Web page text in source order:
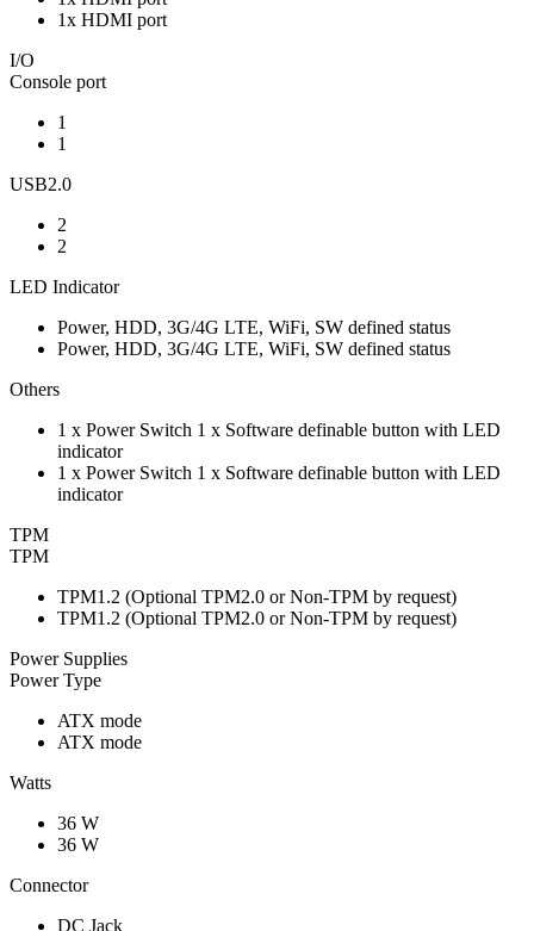
1x HDMI port
I/O
Console port
1
1
USB2.0
2
2
LED Indicator
Power, HDD, 3G/4G LTE, WiFi, SW defined status
Power, HDD, 3G/4G LTE, WiFi, SW defined status
Others
1 x Power Switch 1 x Software definable button with LED
indicator
1 x Power Switch 1 x Software definable button with LED
indicator
TPM
TPM
TPM1.2 (Optional TPM2.0 or Non-TPM by request)
TPM1.2 (Optional TPM2.0 or Non-TPM by request)
Power Supplies
Power Type
ATX mode
ATX mode
Watts
36 W
36 W
Connector
DC Jack